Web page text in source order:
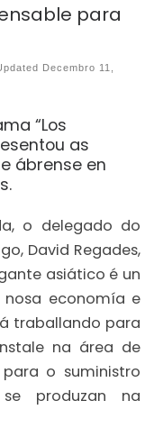
para
Decembro 11,
“Los
as
ábrense en
o delegado do
David Regades,
asiático é un
economía e
traballando para
na área de
o suministro
produzan na